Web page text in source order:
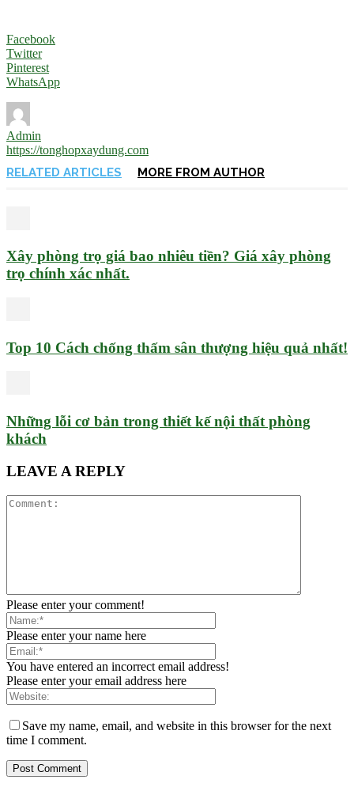
Facebook
Twitter
Pinterest
WhatsApp
Admin
https://tonghopxaydung.com
RELATED ARTICLES MORE FROM AUTHOR
Xây phòng trọ giá bao nhiêu tiền? Giá xây phòng
trọ chính xác nhất.
Top 10 Cách chống thấm sân thượng hiệu quả nhất!
Những lỗi cơ bản trong thiết kế nội thất phòng
khách
LEAVE A REPLY
Please enter your comment!
Please enter your name here
You have entered an incorrect email address!
Please enter your email address here
Save my name, email, and website in this browser for the next
time I comment.